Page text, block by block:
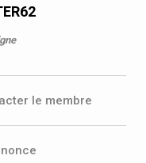
le membre